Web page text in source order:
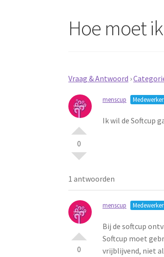
Hoe moet
Vraag & Antwoord ›
0
menscup
Ik wil de Softcup
1 antwoorden
0
menscup
Bij de softcup
Softcup moet
vrijblijvend, niet